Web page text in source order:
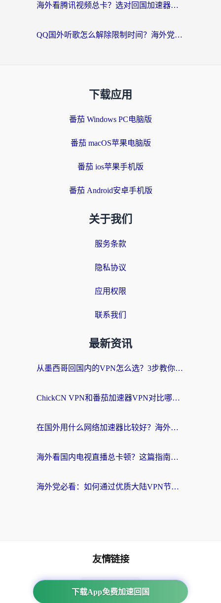
海外看腾讯视频总卡？选对回国加速器，还能解决英国1号店定位+欧洲杯CCTV5直播问题
QQ国外听歌怎么解除限制时间？海外党亲测有效的回国加速方案
下载应用
番茄 Windows PC电脑版
番茄 macOS苹果电脑版
番茄 ios苹果手机版
番茄 Android安卓手机版
关于我们
服务条款
隐私协议
应用权限
联系我们
最新资讯
从墨西哥回国内的VPN怎么选？3步教你无缝刷剧、玩国服游戏
ChickCN VPN和番茄加速器VPN对比哪个回国效果更好？海外党亲测后的真实答案
在国外用什么网络加速器比较好？海外党亲测：从痛点到解决方案的全攻略
海外看国内电视直播总卡顿？这篇指南教你选对回国加速器，无缝追剧不发愁
海外党必看：如何通过优质大陆VPN节点无缝访问国内资源？
下载App免费加速回国
友情链接
海外回国加速器